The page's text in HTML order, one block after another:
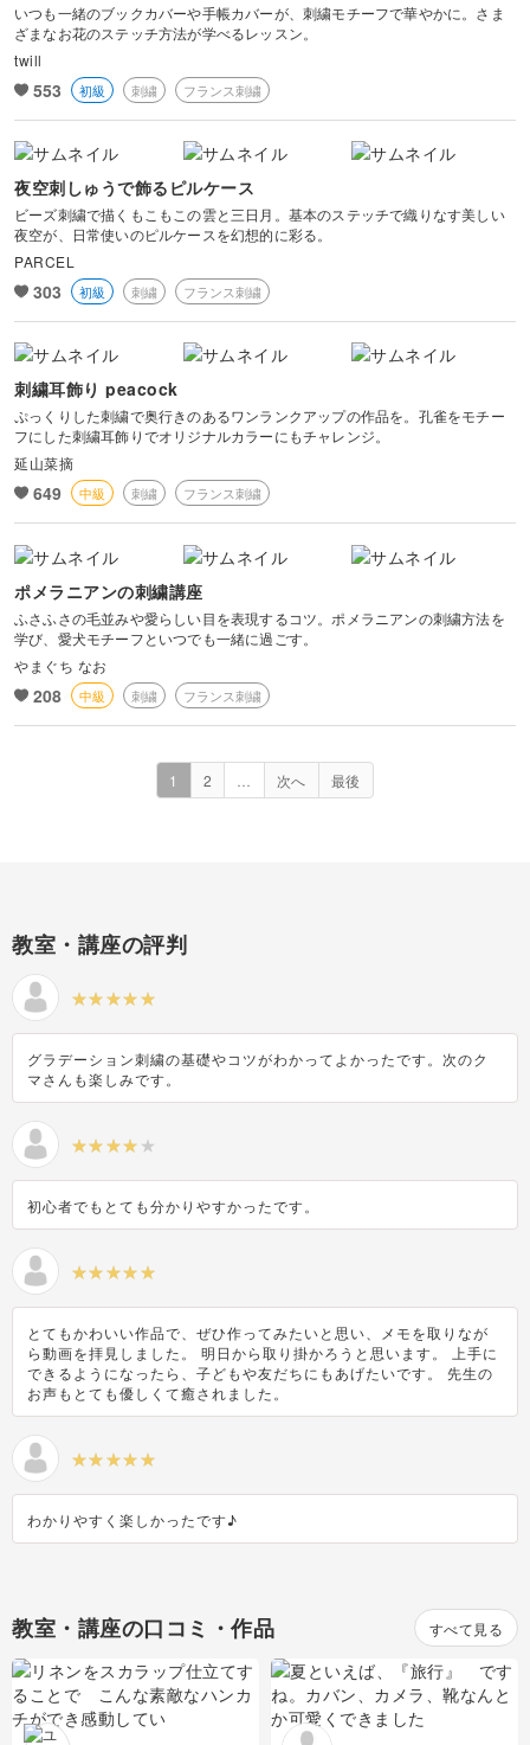
いつも一緒のブックカバーや手帳カバーが、刺繍モチーフで華やかに。さま
ざまなお花のステッチ方法が学べるレッスン。
twill
553 初級 刺繍 フランス刺繍
夜空刺しゅうで飾るピルケース
ビーズ刺繍で描くもこもこの雲と三日月。基本のステッチで織りなす美しい
夜空が、日常使いのピルケースを幻想的に彩る。
PARCEL
303 初級 刺繍 フランス刺繍
刺繍耳飾り peacock
ぷっくりした刺繍で奥行きのあるワンランクアップの作品を。孔雀をモチー
フにした刺繍耳飾りでオリジナルカラーにもチャレンジ。
延山菜摘
649 中級 刺繍 フランス刺繍
ポメラニアンの刺繍講座
ふさふさの毛並みや愛らしい目を表現するコツ。ポメラニアンの刺繍方法を
学び、愛犬モチーフといつでも一緒に過ごす。
やまぐち なお
208 中級 刺繍 フランス刺繍
1 2 次へ 最後
教室・講座の評判
グラデーション刺繍の基礎やコツがわかってよかったです。次のク
マさんも楽しみです。
初心者でもとても分かりやすかったです。
とてもかわいい作品で、ぜひ作ってみたいと思い、メモを取りなが
ら動画を拝見しました。 明日から取り掛かろうと思います。 上手に
できるようになったら、子どもや友だちにもあげたいです。 先生の
お声もとても優しくて癒されました。
わかりやすく楽しかったです♪
教室・講座の口コミ・作品 すべて見る